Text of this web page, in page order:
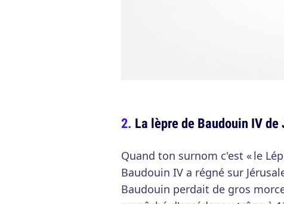
La lèpre de Baudouin IV
Quand ton surnom c'est « le
Baudouin IV a régné sur
Baudouin perdait de gros